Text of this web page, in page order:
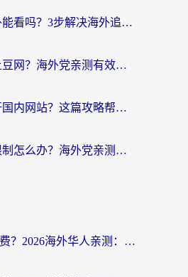
优酷会员在海外能看吗？3步解决海外追剧难题，附实测好用加速器推荐
如何在国外看土豆网？海外党亲测有效的追剧加速器选择指南
人在国外打不开国内网站？这篇攻略帮你无缝解锁国内资源（附交管12123使用技巧）
香港优酷地区限制怎么办？海外党亲测有效的追剧解决方案
Mac翻墙回国免费？2026海外华人亲测：从CCTV5直播到国内APP，这样选加速器才靠谱